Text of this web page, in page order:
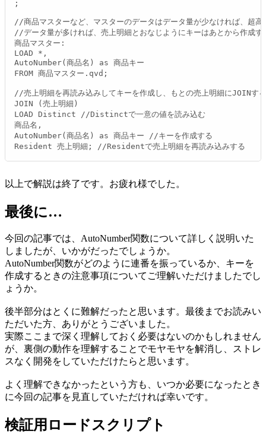
;
//商品マスターなど、マスターのデータはデータ量が少なければ、超高
//データ量が多ければ、売上明細とおなじようにキーはあとから作成す
商品マスター:
LOAD *,
AutoNumber(商品名) as 商品キー
FROM 商品マスター.qvd;
//売上明細を再読み込みしてキーを作成し、もとの売上明細にJOINする
JOIN (売上明細)
LOAD Distinct //Distinctで一意の値を読み込む
商品名,
AutoNumber(商品名) as 商品キー //キーを作成する
Resident 売上明細; //Residentで売上明細を再読み込みする
以上で解説は終了です。お疲れ様でした。
最後に…
今回の記事では、AutoNumber関数について詳しく説明いた
しましたが、いかがだったでしょうか。
AutoNumber関数がどのように連番を振っているか、キーを
作成するときの注意事項についてご理解いただけましたでし
ょうか。
後半部分はとくに難解だったと思います。最後までお読みい
ただいた方、ありがとうございました。
実際ここまで深く理解しておく必要はないのかもしれません
が、裏側の動作を理解することでモヤモヤを解消し、ストレ
スなく開発をしていただけたらと思います。
よく理解できなかったという方も、いつか必要になったとき
に今回の記事を見直していただければ幸いです。
検証用ロードスクリプト